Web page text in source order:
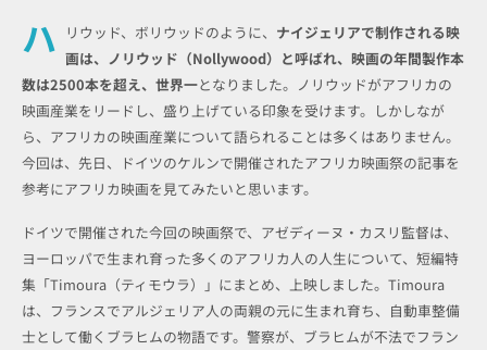
ハ リウッド、ボリウッドのように、 ナイジェリアで制作される映
画は、ノリウッド（Nollywood）と呼ばれ、映画の年間製作本
数は2500本を超え、世界一となりました。ノリウッドがアフリカの
映画産業をリードし、盛り上げている印象を受けます。しかしなが
ら、アフリカの映画産業について語られることは多くはありません。
今回は、先日、ドイツのケルンで開催されたアフリカ映画祭の記事を
参考にアフリカ映画を見てみたいと思います。
ドイツで開催された今回の映画祭で、アゼディーヌ・カスリ監督は、
ヨーロッパで生まれ育った多くのアフリカ人の人生について、短編特
集「Timoura（ティモウラ）」にまとめ、上映しました。Timoura
は、フランスでアルジェリア人の両親の元に生まれ育ち、自動車整備
士として働くブラヒムの物語です。警察が、ブラヒムが不法でフラン